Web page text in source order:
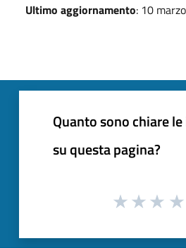
Ultimo aggiornamento: 10
Quanto sono chiare
su questa pagina?